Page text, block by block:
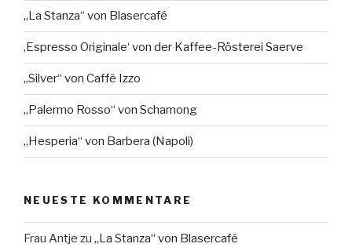
„La Stanza“ von Blasercafé
‚Espresso Originale‘ von der Kaffee-Rösterei Saerve
„Silver“ von Caffè Izzo
„Palermo Rosso“ von Schamong
„Hesperia“ von Barbera (Napoli)
NEUESTE KOMMENTARE
Frau Antje zu „La Stanza“ von Blasercafé